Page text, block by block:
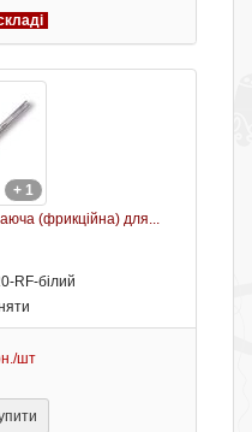
+ 1
(фрикційна) для...
RF-білий
шт